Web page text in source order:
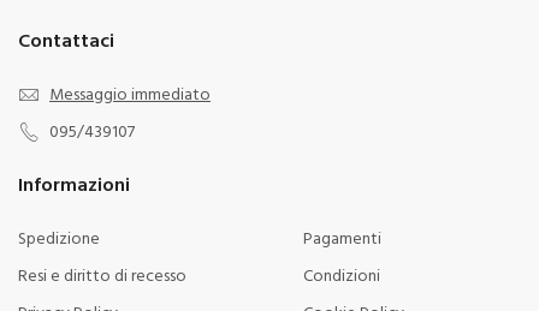
Contattaci
Messaggio immediato
095/439107
Informazioni
Spedizione
Pagamenti
Resi e diritto di recesso
Condizioni